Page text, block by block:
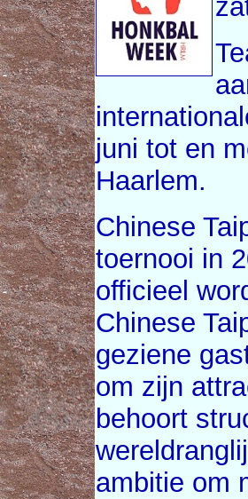
juni tot en
Haarlem.
Chinese
toernooi in
officieel
Chinese
geziene
om zijn
behoort
ambitie om